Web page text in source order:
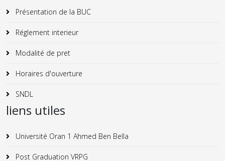
Présentation de la BUC
Réglement interieur
Modalité de pret
Horaires d'ouverture
SNDL
liens utiles
Université Oran 1 Ahmed Ben Bella
Post Graduation VRPG